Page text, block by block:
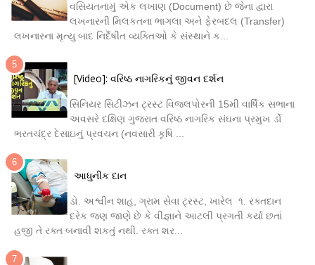
વસિયતનામું એક લખાણ (Document) છે જેના દ્વારા
લખનારની મિલકતના ભાગલા અને ફેરબદલ (Transfer)
લખનારના મૃત્યુ બાદ નિર્દેષીત વ્યક્તિઓ કે સંસ્થાને ક...
[Video]: વરિષ્ઠ નાગરિકનું જીવન દર્શન
સિનિયર સિટીઝન ટ્રસ્ટ વિજલપોરની 15મી વાર્ષિક સભાના
અવસરે દક્ષિણ ગુજરાત વરિષ્ઠ નાગરિક સંઘના પ્રમુખ ર્ડો
ભરતચંદ્ર દેસાઇનું પ્રવચન (નવસારી કૃષિ ...
આધુનીક દાન
ડો. અશ્વીન શાહ, ગ્રામ સેવા ટ્રસ્ટ, ખારેલ ૧. રક્તદાન
દરેક જણ જાણે છે કે વીજ્ઞાને આટલી પ્રગતી કર્યા છતાં
હજી તે રક્ત બનાવી શકતું નથી. રક્ત શર...